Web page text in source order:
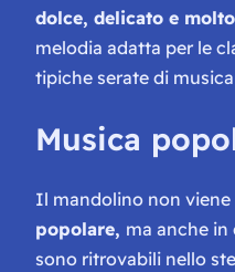
dolce, delicato e
melodia adatta per le
tipiche serate di
Musica
Il mandolino non
popolare, ma anche in
sono ritrovabili nello